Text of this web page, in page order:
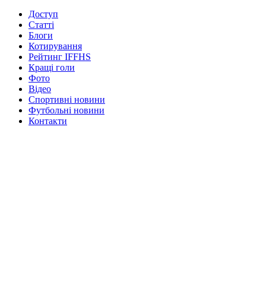
Доступ
Статті
Блоги
Котирування
Рейтинг IFFHS
Кращі голи
Фото
Відео
Спортивні новини
Футбольні новини
Контакти